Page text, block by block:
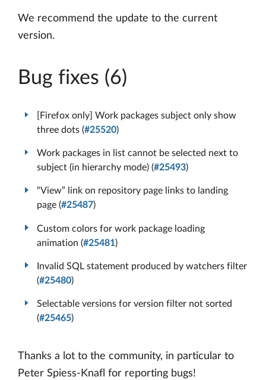
We recommend the update to the current
version.
Bug fixes (6)
[Firefox only] Work packages subject only show
three dots (#25520)
Work packages in list cannot be selected next to
subject (in hierarchy mode) (#25493)
“View” link on repository page links to landing
page (#25487)
Custom colors for work package loading
animation (#25481)
Invalid SQL statement produced by watchers filter
(#25480)
Selectable versions for version filter not sorted
(#25465)
Thanks a lot to the community, in particular to
Peter Spiess-Knafl for reporting bugs!